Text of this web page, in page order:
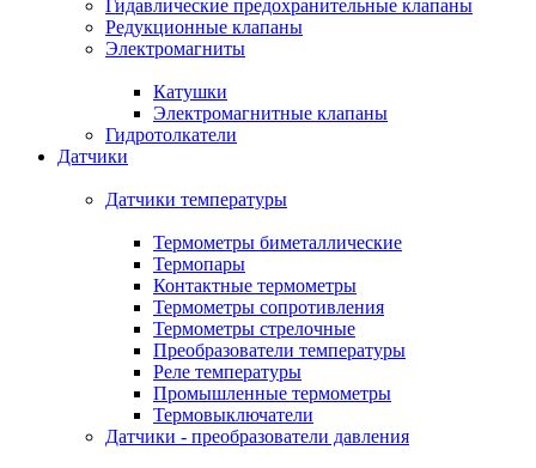
Гидавлические предохранительные клапаны
Редукционные клапаны
Электромагниты
Катушки
Электромагнитные клапаны
Гидротолкатели
Датчики
Датчики температуры
Термометры биметаллические
Термопары
Контактные термометры
Термометры сопротивления
Термометры стрелочные
Преобразователи температуры
Реле температуры
Промышленные термометры
Термовыключатели
Датчики - преобразователи давления